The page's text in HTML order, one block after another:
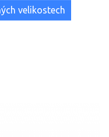
velikostech